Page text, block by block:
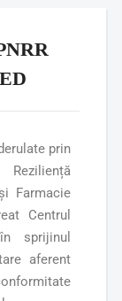
prin
Farmacie
Centrul
sprijinul
aferent